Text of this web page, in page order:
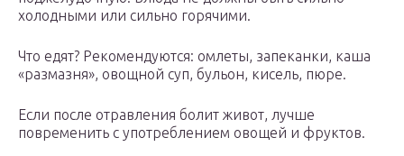
холодными или сильно горячими.
Что едят? Рекомендуются: омлеты, запеканки, каша
«размазня», овощной суп, бульон, кисель, пюре.
Если после отравления болит живот, лучше
повременить с употреблением овощей и фруктов.